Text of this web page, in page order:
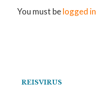
You must belogged in
REISVIRUS